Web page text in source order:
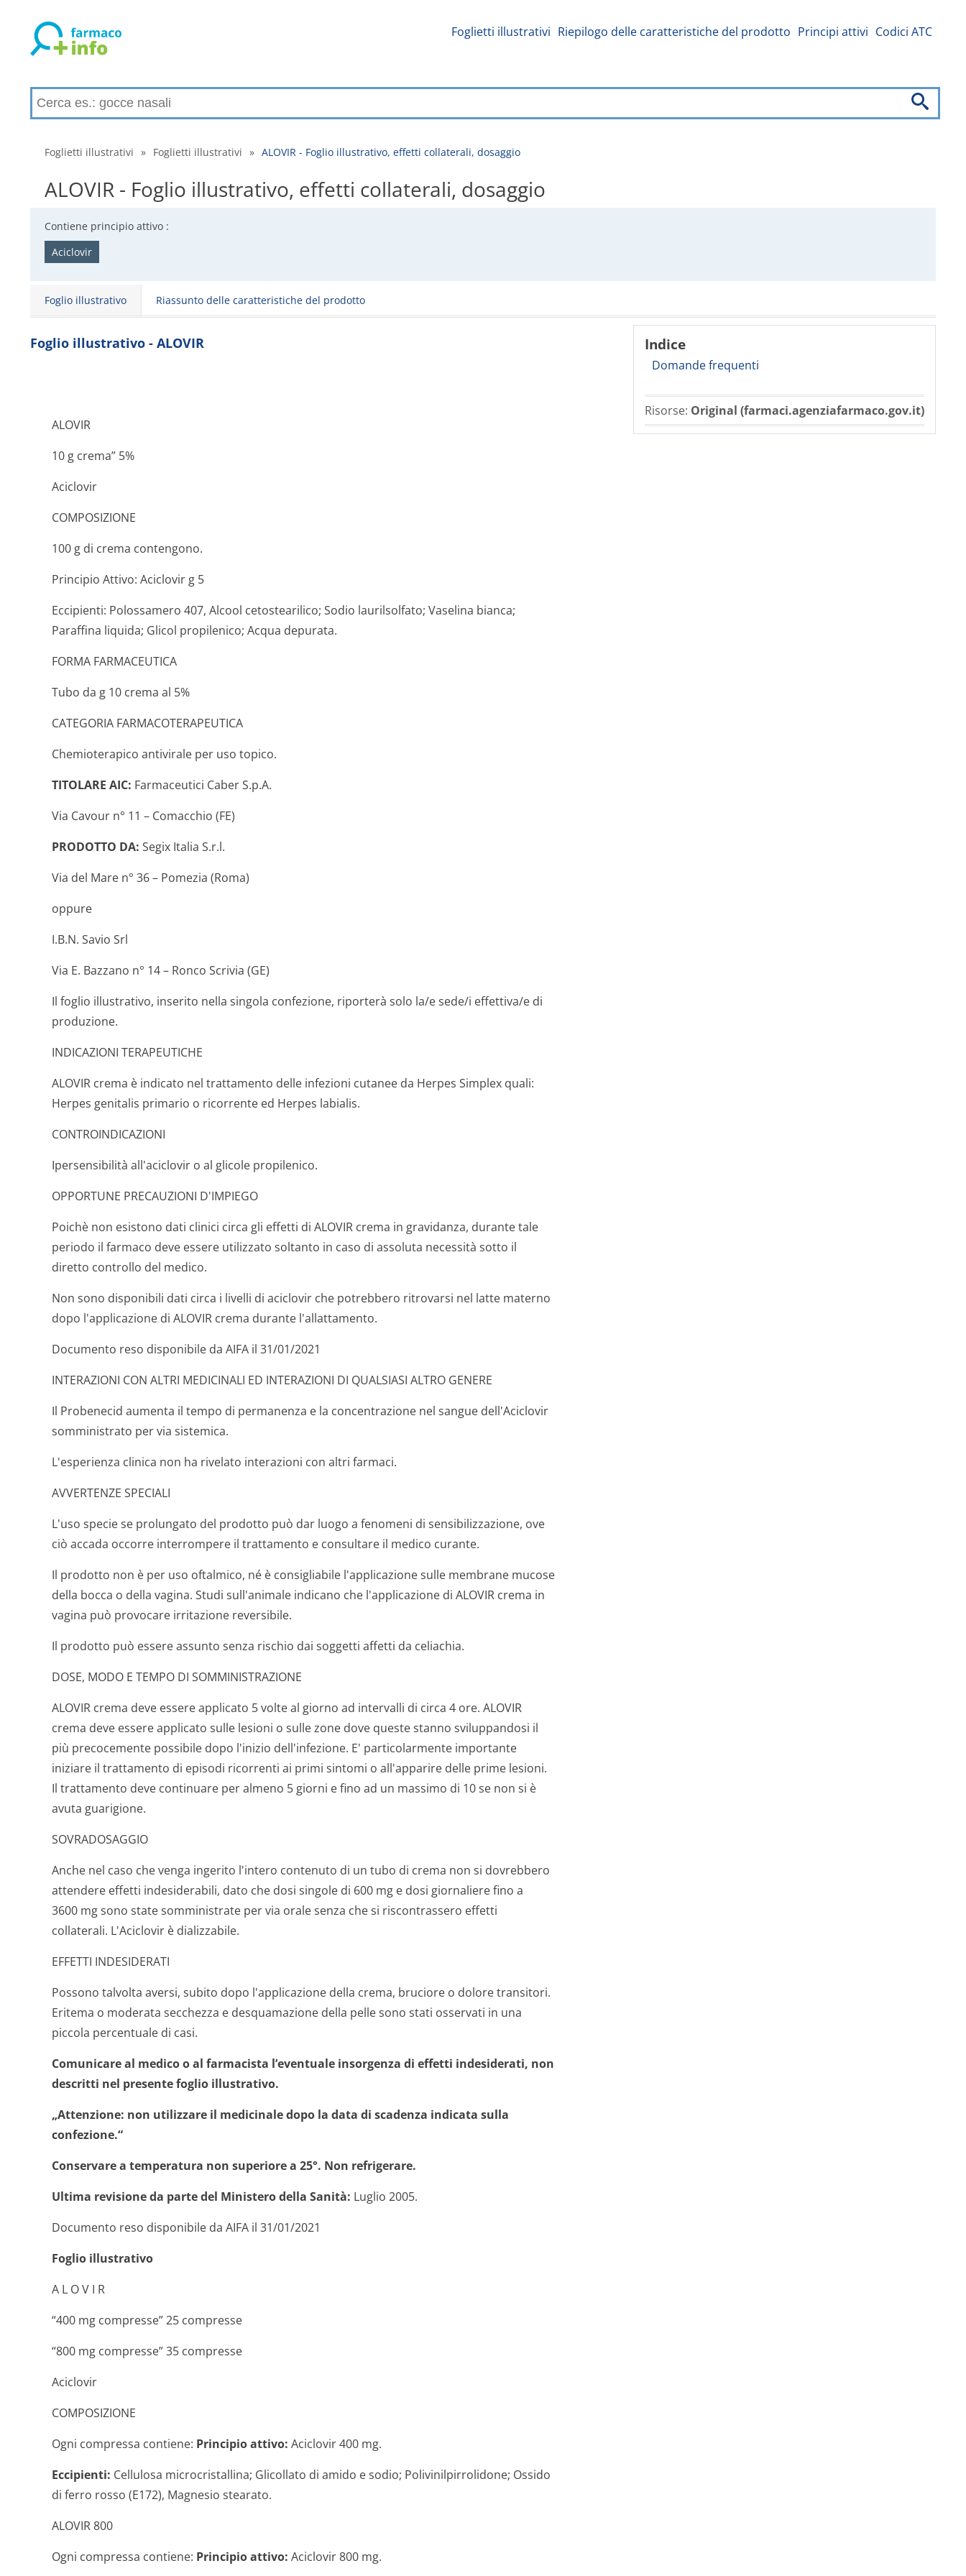
Foglietti illustrativi Riepilogo delle caratteristiche del prodotto Principi attivi Codici ATC
Foglietti illustrativi » Foglietti illustrativi » ALOVIR - Foglio illustrativo, effetti collaterali, dosaggio
ALOVIR - Foglio illustrativo, effetti collaterali, dosaggio
Contiene principio attivo :
Aciclovir
Foglio illustrativo Riassunto delle caratteristiche del prodotto
Indice
Domande frequenti
Risorse: Original (farmaci.agenziafarmaco.gov.it)
Foglio illustrativo - ALOVIR
ALOVIR
10 g crema” 5%
Aciclovir
COMPOSIZIONE
100 g di crema contengono.
Principio Attivo: Aciclovir g 5
Eccipienti: Polossamero 407, Alcool cetostearilico; Sodio laurilsolfato; Vaselina bianca;
Paraffina liquida; Glicol propilenico; Acqua depurata.
FORMA FARMACEUTICA
Tubo da g 10 crema al 5%
CATEGORIA FARMACOTERAPEUTICA
Chemioterapico antivirale per uso topico.
TITOLARE AIC: Farmaceutici Caber S.p.A.
Via Cavour n° 11 – Comacchio (FE)
PRODOTTO DA: Segix Italia S.r.l.
Via del Mare n° 36 – Pomezia (Roma)
oppure
I.B.N. Savio Srl
Via E. Bazzano n° 14 – Ronco Scrivia (GE)
Il foglio illustrativo, inserito nella singola confezione, riporterà solo la/e sede/i effettiva/e di
produzione.
INDICAZIONI TERAPEUTICHE
ALOVIR crema è indicato nel trattamento delle infezioni cutanee da Herpes Simplex quali:
Herpes genitalis primario o ricorrente ed Herpes labialis.
CONTROINDICAZIONI
Ipersensibilità all'aciclovir o al glicole propilenico.
OPPORTUNE PRECAUZIONI D'IMPIEGO
Poichè non esistono dati clinici circa gli effetti di ALOVIR crema in gravidanza, durante tale
periodo il farmaco deve essere utilizzato soltanto in caso di assoluta necessità sotto il
diretto controllo del medico.
Non sono disponibili dati circa i livelli di aciclovir che potrebbero ritrovarsi nel latte materno
dopo l'applicazione di ALOVIR crema durante l'allattamento.
Documento reso disponibile da AIFA il 31/01/2021
INTERAZIONI CON ALTRI MEDICINALI ED INTERAZIONI DI QUALSIASI ALTRO GENERE
Il Probenecid aumenta il tempo di permanenza e la concentrazione nel sangue dell'Aciclovir
somministrato per via sistemica.
L'esperienza clinica non ha rivelato interazioni con altri farmaci.
AVVERTENZE SPECIALI
L'uso specie se prolungato del prodotto può dar luogo a fenomeni di sensibilizzazione, ove
ciò accada occorre interrompere il trattamento e consultare il medico curante.
Il prodotto non è per uso oftalmico, né è consigliabile l'applicazione sulle membrane mucose
della bocca o della vagina. Studi sull'animale indicano che l'applicazione di ALOVIR crema in
vagina può provocare irritazione reversibile.
Il prodotto può essere assunto senza rischio dai soggetti affetti da celiachia.
DOSE, MODO E TEMPO DI SOMMINISTRAZIONE
ALOVIR crema deve essere applicato 5 volte al giorno ad intervalli di circa 4 ore. ALOVIR
crema deve essere applicato sulle lesioni o sulle zone dove queste stanno sviluppandosi il
più precocemente possibile dopo l'inizio dell'infezione. E' particolarmente importante
iniziare il trattamento di episodi ricorrenti ai primi sintomi o all'apparire delle prime lesioni.
Il trattamento deve continuare per almeno 5 giorni e fino ad un massimo di 10 se non si è
avuta guarigione.
SOVRADOSAGGIO
Anche nel caso che venga ingerito l'intero contenuto di un tubo di crema non si dovrebbero
attendere effetti indesiderabili, dato che dosi singole di 600 mg e dosi giornaliere fino a
3600 mg sono state somministrate per via orale senza che si riscontrassero effetti
collaterali. L'Aciclovir è dializzabile.
EFFETTI INDESIDERATI
Possono talvolta aversi, subito dopo l'applicazione della crema, bruciore o dolore transitori.
Eritema o moderata secchezza e desquamazione della pelle sono stati osservati in una
piccola percentuale di casi.
Comunicare al medico o al farmacista l’eventuale insorgenza di effetti indesiderati, non
descritti nel presente foglio illustrativo.
„Attenzione: non utilizzare il medicinale dopo la data di scadenza indicata sulla
confezione.“
Conservare a temperatura non superiore a 25°. Non refrigerare.
Ultima revisione da parte del Ministero della Sanità: Luglio 2005.
Documento reso disponibile da AIFA il 31/01/2021
Foglio illustrativo
A L O V I R
“400 mg compresse” 25 compresse
“800 mg compresse” 35 compresse
Aciclovir
COMPOSIZIONE
Ogni compressa contiene: Principio attivo: Aciclovir 400 mg.
Eccipienti: Cellulosa microcristallina; Glicollato di amido e sodio; Polivinilpirro­lidone; Ossido
di ferro rosso (E172), Magnesio stearato.
ALOVIR 800
Ogni compressa contiene: Principio attivo: Aciclovir 800 mg.